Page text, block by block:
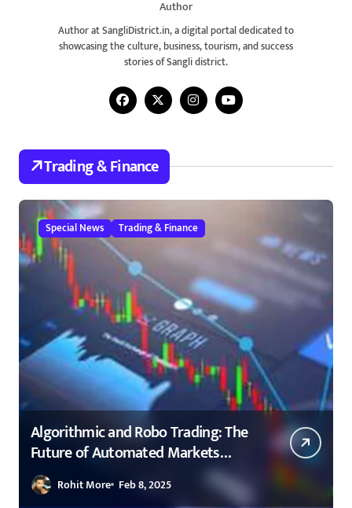
Author
Author at SangliDistrict.in, a digital portal dedicated to
showcasing the culture, business, tourism, and success
stories of Sangli district.
Trading & Finance
Special News Trading & Finance
Algorithmic and Robo Trading: The
Future of Automated Markets
Sponsored by Infinity Wings
TradingRohit More Feb 8, 2025